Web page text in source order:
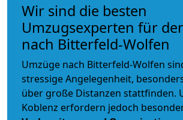
Wir sind die besten
Umzugsexperten für
nach Bitterfeld-Wolfen
Umzüge nach Bitterfeld-Wolfen
stressige Angelegenheit,
über große Distanzen stattfinden.
Koblenz erfordern jedoch